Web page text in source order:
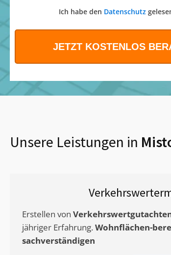
Ich habe den Datenschutz
Unsere Leistungen in
Erstellen von
jähriger Erfahrung. Wohnflächen-
sachverständigen